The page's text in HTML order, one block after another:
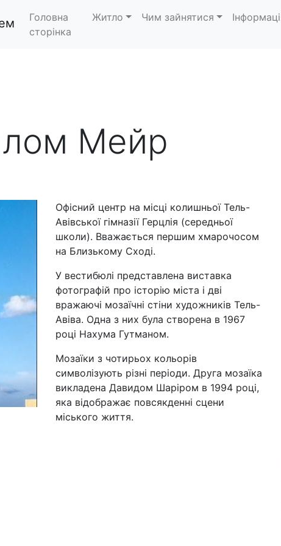
Головна
сторінка
Житло Чим зайнятися
Мейр
Офісний центр на місці колишньої Тель-
Авівської гімназії Герцлія (середньої
школи). Вважається першим хмарочосом
на Близькому Сході.
У вестибюлі представлена виставка
фотографій про історію міста і дві
вражаючі мозаїчні стіни художників Тель-
Авіва. Одна з них була створена в 1967
році Нахума Гутманом.
Мозаїки з чотирьох кольорів
символізують різні періоди. Друга мозаїка
викладена Давидом Шаріром в 1994 році,
яка відображає повсякденні сцени
міського життя.